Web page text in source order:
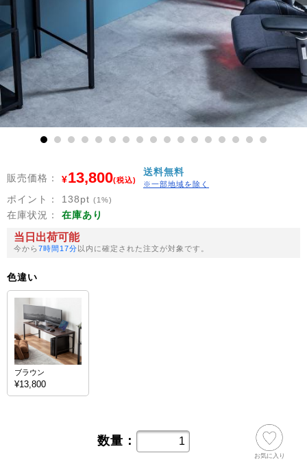
10 11 12 13 14 15 16
販売価格： ¥13,800(税込)
送料無料
※一部地域を除く
ポイント： 138pt (1%)
在庫状況： 在庫あり
当日出荷可能
今から7時間17分以内に確定された注文が対象です。
色違い
ブラウン
¥13,800
数量：
お気に入り